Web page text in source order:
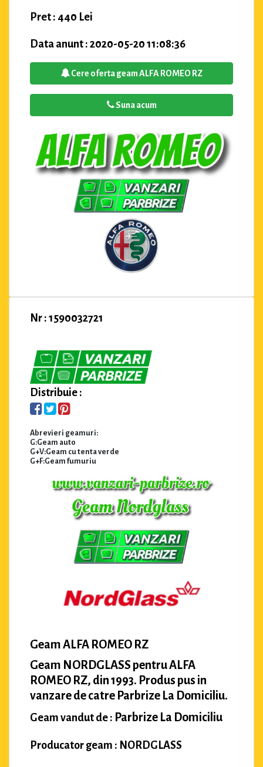
Pret : 440 Lei
Data anunt : 2020-05-20 11:08:36
Cere oferta geam ALFA ROMEO RZ
Suna acum
Nr : 1590032721
Distribuie :
Abrevieri geamuri:
G:Geam auto
G+V:Geam cu tenta verde
G+F:Geam fumuriu
Geam ALFA ROMEO RZ
Geam NORDGLASS pentru ALFA
ROMEO RZ, din 1993. Produs pus in
vanzare de catre Parbrize La Domiciliu.
Geam vandut de : Parbrize La Domiciliu
Producator geam : NORDGLASS